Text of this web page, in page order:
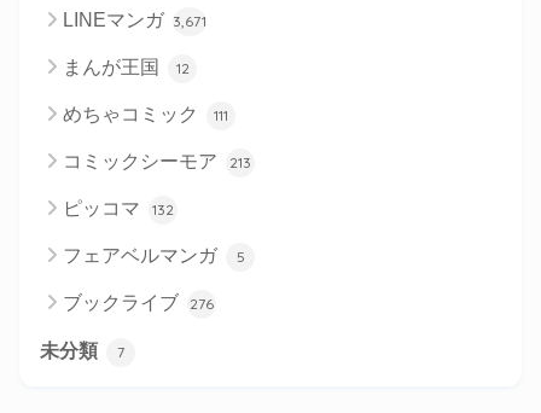
LINEマンガ 3,671
まんが王国 12
めちゃコミック 111
コミックシーモア 213
ピッコマ 132
フェアベルマンガ 5
ブックライブ 276
未分類 7